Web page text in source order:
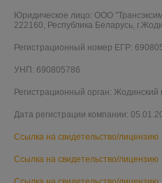
Юридическое лицо: ООО
222160, Республика Беларусь,
Регистрационный номер ЕГР:
УНП: 690805786
Регистрационный орган: Жодинский
Дата регистрации компании:
Ссылка на свидетельство/лицензию
Ссылка на свидетельство/лицензию